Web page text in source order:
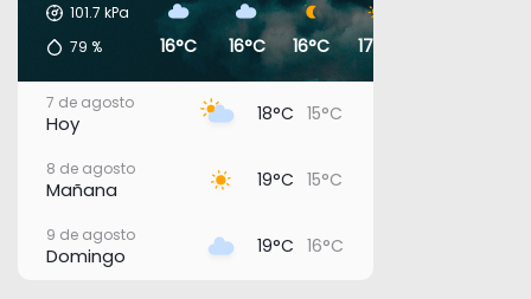
101.7 kPa
79 % 16°C 16°C 16°C 17°C
7 de agosto
Hoy 18°C 15°C
8 de agosto
Mañana 19°C 15°C
9 de agosto
Domingo 19°C 16°C